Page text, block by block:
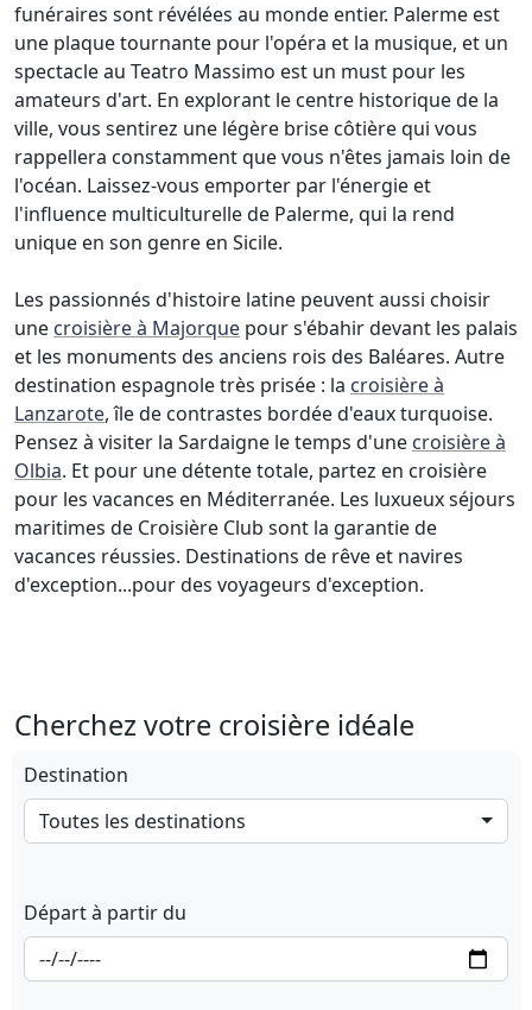
funéraires sont révélées au monde entier. Palerme est
une plaque tournante pour l'opéra et la musique, et un
spectacle au Teatro Massimo est un must pour les
amateurs d'art. En explorant le centre historique de la
ville, vous sentirez une légère brise côtière qui vous
rappellera constamment que vous n'êtes jamais loin de
l'océan. Laissez-vous emporter par l'énergie et
l'influence multiculturelle de Palerme, qui la rend
unique en son genre en Sicile.
Les passionnés d'histoire latine peuvent aussi choisir
une croisière à Majorque pour s'ébahir devant les palais
et les monuments des anciens rois des Baléares. Autre
destination espagnole très prisée : la croisière à
Lanzarote, île de contrastes bordée d'eaux turquoise.
Pensez à visiter la Sardaigne le temps d'une croisière à
Olbia. Et pour une détente totale, partez en croisière
pour les vacances en Méditerranée. Les luxueux séjours
maritimes de Croisière Club sont la garantie de
vacances réussies. Destinations de rêve et navires
d'exception...pour des voyageurs d'exception.
Cherchez votre croisière idéale
Destination
Toutes les destinations
Départ à partir du